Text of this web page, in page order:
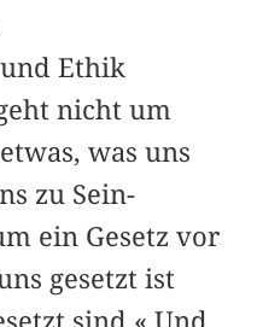
Ethik
nicht um
was uns
zu Sein-
ein Gesetz vor
gesetzt ist